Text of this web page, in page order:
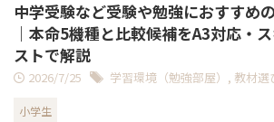
中学受験など受験や勉強におすすめ
｜本命5機種と比較候補をA3対応・
ストで解説
2026/7/25 学習環境（勉強部屋） , 教材選
小学生